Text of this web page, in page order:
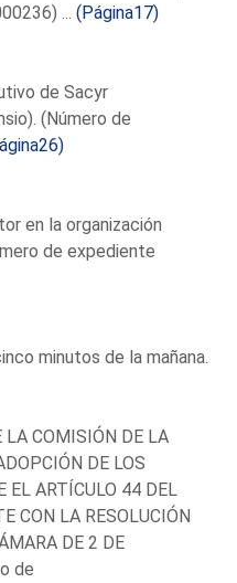
...(Página17)
de Sacyr
(Número de
en la organización
de expediente
minutos de la mañana.
LA COMISIÓN DE LA
DE LOS
EL ARTÍCULO 44 DEL
CON LA RESOLUCIÓN
DE 2 DE
de